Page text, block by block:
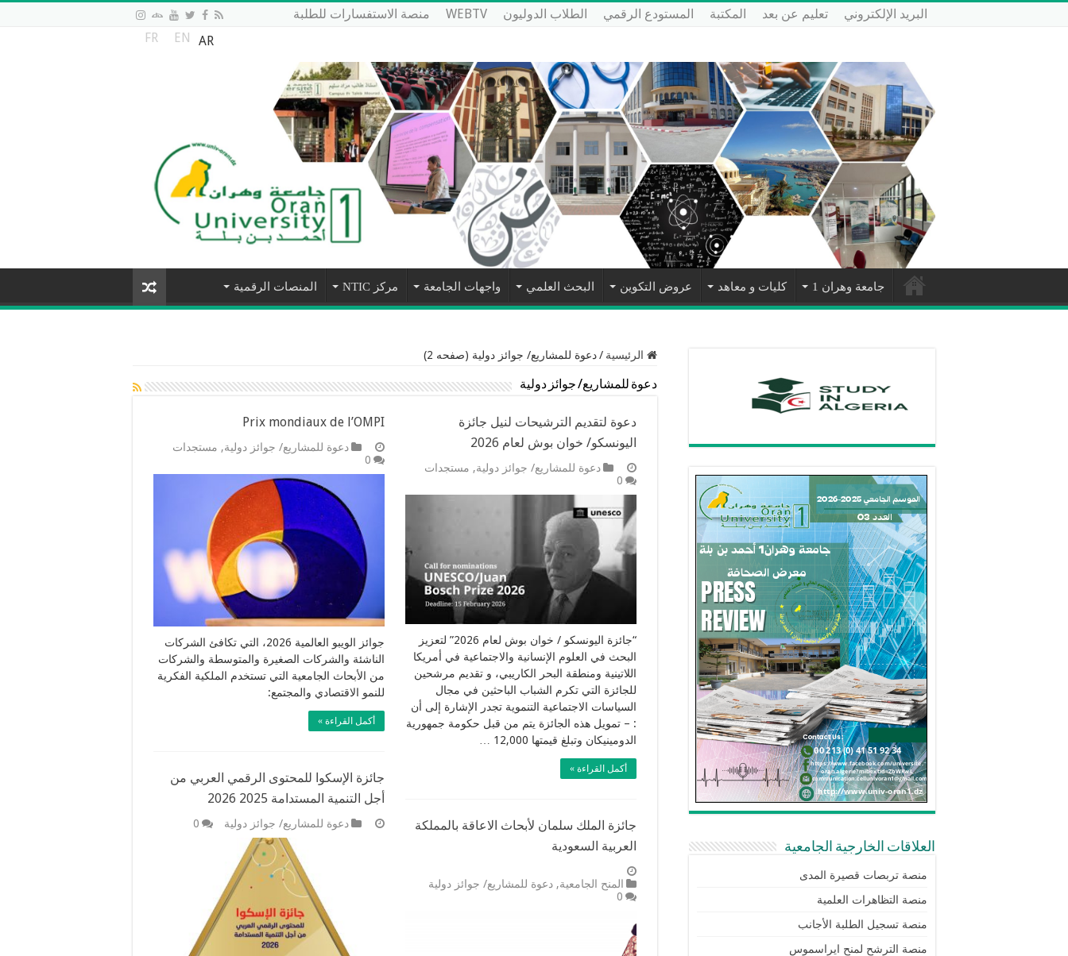
البريد الإلكتروني تعليم عن بعد المكتبة المستودع الرقمي الطلاب الدوليون WEBTV
منصة الاستفسارات للطلبة
AR
EN
FR
جامعة وهران 1 كليات و معاهد عروض التكوين البحث العلمي واجهات الجامعة مركز NTIC المنصات الرقمية
الرئيسية /دعوة للمشاريع/ جوائز دولية (صفحه 2)
دعوة للمشاريع/ جوائز دولية
دعوة لتقديم الترشيحات لنيل جائزة
اليونسكو/ خوان بوش لعام 2026
دعوة للمشاريع/ جوائز دولية, مستجدات
0
“جائزة اليونسكو / خوان بوش لعام 2026” لتعزيز
البحث في العلوم الإنسانية والاجتماعية في أمريكا
اللاتينية ومنطقة البحر الكاريبي، و تقديم مرشحين
للجائزة التي تكرم الشباب الباحثين في مجال
السياسات الاجتماعية التنموية تجدر الإشارة إلى أن
: – تمويل هذه الجائزة يتم من قبل حكومة جمهورية
الدومينيكان وتبلغ قيمتها 12,000 …
أكمل القراءة »
Prix mondiaux de l’OMPI
دعوة للمشاريع/ جوائز دولية, مستجدات
0
جوائز الويبو العالمية 2026، التي تكافئ الشركات
الناشئة والشركات الصغيرة والمتوسطة والشركات
من الأبحاث الجامعية التي تستخدم الملكية الفكرية
للنمو الاقتصادي والمجتمع:
أكمل القراءة »
جائزة الإسكوا للمحتوى الرقمي العربي من
أجل التنمية المستدامة 2025 2026
دعوة للمشاريع/ جوائز دولية 0
جائزة الملك سلمان لأبحاث الاعاقة بالمملكة
العربية السعودية
المنح الجامعية,دعوة للمشاريع/ جوائز دولية
0
العلاقات الخارجية الجامعية
منصة تربصات قصيرة المدى
منصة التظاهرات العلمية
منصة تسجيل الطلبة الأجانب
منصة الترشح لمنح ايراسموس